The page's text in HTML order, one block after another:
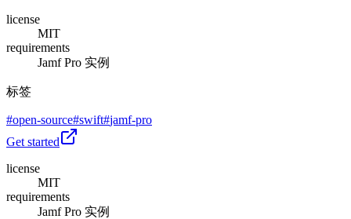
license
MIT
requirements
Jamf Pro 实例
标签
#open-source#swift#jamf-pro
Get started
license
MIT
requirements
Jamf Pro 实例